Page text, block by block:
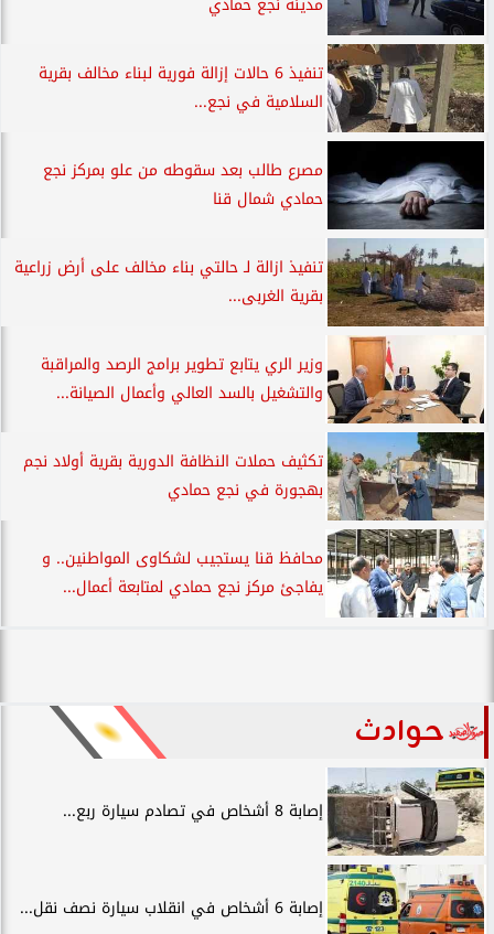
تنفيذ 6 حالات إزالة فورية لبناء مخالف بقرية
السلامية في نجع...
مصرع طالب بعد سقوطه من علو بمركز نجع
حمادي شمال قنا
تنفيذ ازالة لـ حالتي بناء مخالف على أرض زراعية
بقرية الغربى...
وزير الري يتابع تطوير برامج الرصد والمراقبة
والتشغيل بالسد العالي وأعمال الصيانة...
تكثيف حملات النظافة الدورية بقرية أولاد نجم
بهجورة في نجع حمادي
محافظ قنا يستجيب لشكاوى المواطنين.. و
يفاجئ مركز نجع حمادي لمتابعة أعمال...
حوادث
إصابة 8 أشخاص في تصادم سيارة ربع...
إصابة 6 أشخاص في انقلاب سيارة نصف نقل...